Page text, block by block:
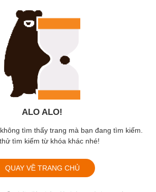
ALO ALO!
tìm thấy trang mà bạn đang tìm kiếm.
tìm kiếm từ khóa khác nhé!
QUAY VỀ TRANG CHỦ